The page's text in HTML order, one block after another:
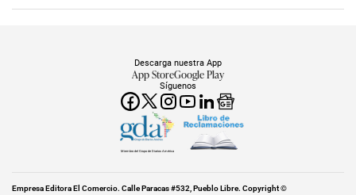
Síguenos
Descarga nuestra App
App StoreGoogle Play
Miembro del Grupo de Diarios América
Empresa Editora El Comercio. Calle Paracas #532, Pueblo Libre. Copyright ©